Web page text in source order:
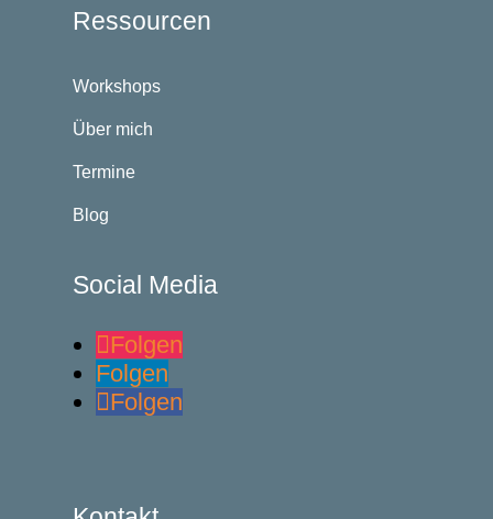
Ressourcen
Workshops
Über mich
Termine
Blog
Social Media
Folgen
Folgen
Folgen